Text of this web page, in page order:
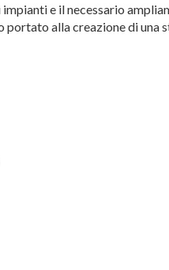
e il necessario
portato alla creazione di una